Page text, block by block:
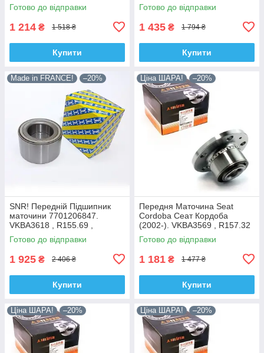
Готово до відправки
1 214 ₴ 1 518 ₴
Купити
Готово до відправки
1 435 ₴ 1 794 ₴
Купити
Made in FRANCE! –20%
SNR! Передній Підшипник
маточини 7701206847.
VKBA3618 , R155.69 ,
713644120. Франція!
Готово до відправки
1 925 ₴ 2 406 ₴
Купити
Ціна ШАРА! –20%
Передня Маточина Seat
Cordoba Сеат Кордоба
(2002-). VKBA3569 , R157.32
, 713610470. Shafer Австрія
Готово до відправки
1 181 ₴ 1 477 ₴
Купити
Ціна ШАРА! –20% Ціна ШАРА! –20%